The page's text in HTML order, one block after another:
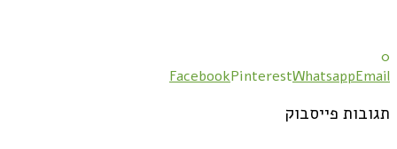
0
FacebookPinterestWhatsappEmail
תגובות פייסבוק